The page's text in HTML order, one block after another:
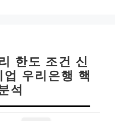
한도 조건 신
우리은행 핵
석